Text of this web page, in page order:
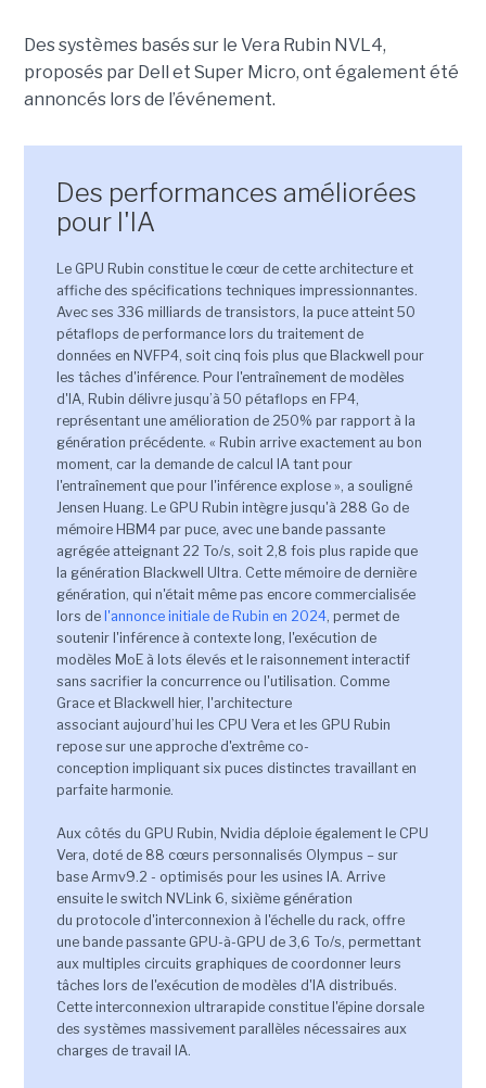
Des systèmes basés sur le Vera Rubin NVL4,
proposés par Dell et Super Micro, ont également été
annoncés lors de l’événement.
Des performances améliorées
pour l'IA
Le GPU Rubin constitue le cœur de cette architecture et
affiche des spécifications techniques impressionnantes.
Avec ses 336 milliards de transistors, la puce atteint 50
pétaflops de performance lors du traitement de
données en NVFP4, soit cinq fois plus que Blackwell pour
les tâches d'inférence. Pour l'entraînement de modèles
d'IA, Rubin délivre jusqu’à 50 pétaflops en FP4,
représentant une amélioration de 250% par rapport à la
génération précédente. « Rubin arrive exactement au bon
moment, car la demande de calcul IA tant pour
l'entraînement que pour l'inférence explose », a souligné
Jensen Huang. Le GPU Rubin intègre jusqu'à 288 Go de
mémoire HBM4 par puce, avec une bande passante
agrégée atteignant 22 To/s, soit 2,8 fois plus rapide que
la génération Blackwell Ultra. Cette mémoire de dernière
génération, qui n'était même pas encore commercialisée
lors del'annonce initiale de Rubin en 2024, permet de
soutenir l'inférence à contexte long, l'exécution de
modèles MoE à lots élevés et le raisonnement interactif
sans sacrifier la concurrence ou l'utilisation. Comme
Grace et Blackwell hier, l'architecture
associant aujourd’hui les CPU Vera et les GPU Rubin
repose sur une approche d'extrême co-
conception impliquant six puces distinctes travaillant en
parfaite harmonie.
Aux côtés du GPU Rubin, Nvidia déploie également le CPU
Vera, doté de 88 cœurs personnalisés Olympus – sur
base Armv9.2 - optimisés pour les usines IA. Arrive
ensuite le switch NVLink 6, sixième génération
du protocole d'interconnexion à l'échelle du rack, offre
une bande passante GPU-à-GPU de 3,6 To/s, permettant
aux multiples circuits graphiques de coordonner leurs
tâches lors de l'exécution de modèles d'IA distribués.
Cette interconnexion ultrarapide constitue l'épine dorsale
des systèmes massivement parallèles nécessaires aux
charges de travail IA.